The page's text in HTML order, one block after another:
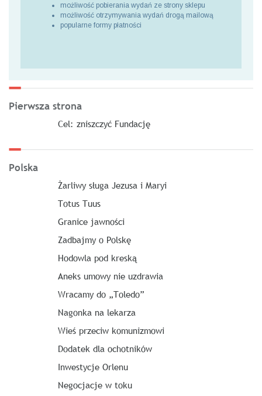
możliwość pobierania wydań ze strony sklepu
możliwość otrzymywania wydań drogą mailową
popularne formy płatności
Pierwsza strona
Cel: zniszczyć Fundację
Polska
Żarliwy sługa Jezusa i Maryi
Totus Tuus
Granice jawności
Zadbajmy o Polskę
Hodowla pod kreską
Aneks umowy nie uzdrawia
Wracamy do „Toledo”
Nagonka na lekarza
Wieś przeciw komunizmowi
Dodatek dla ochotników
Inwestycje Orlenu
Negocjacje w toku